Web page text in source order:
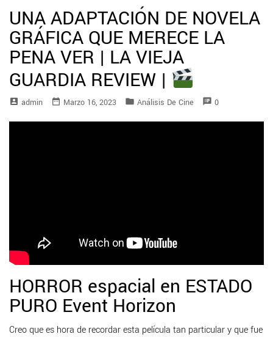
UNA ADAPTACIÓN DE NOVELA
GRÁFICA QUE MERECE LA
PENA VER | LA VIEJA
GUARDIA REVIEW |
account_box Admin date_range Marzo 16, 2023 folder Análisis De Cine speaker_notes 0
HORROR espacial en ESTADO
PURO Event Horizon
Creo que es hora de recordar esta película tan particular y que fue